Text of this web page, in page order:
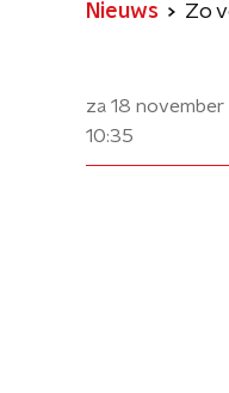
Nieuws Zo
za 18
10:35